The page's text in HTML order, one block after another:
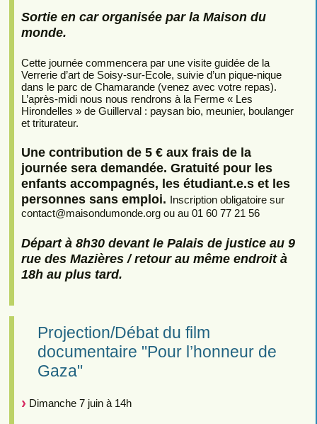
Sortie en car organisée par la Maison du
monde.
Cette journée commencera par une visite guidée de la
Verrerie d’art de Soisy-sur-Ecole, suivie d’un pique-nique
dans le parc de Chamarande (venez avec votre repas).
L’après-midi nous nous rendrons à la Ferme « Les
Hirondelles » de Guillerval : paysan bio, meunier, boulanger
et triturateur.
Une contribution de 5 € aux frais de la
journée sera demandée. Gratuité pour les
enfants accompagnés, les étudiant.e.s et les
personnes sans emploi. Inscription obligatoire sur
contact@maisondumonde.org ou au 01 60 77 21 56
Départ à 8h30 devant le Palais de justice au 9
rue des Mazières / retour au même endroit à
18h au plus tard.
Projection/Débat du film
documentaire "Pour l’honneur de
Gaza"
Dimanche 7 juin à 14h